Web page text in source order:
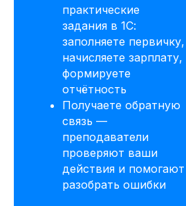
практические
задания в 1С:
заполняете первичку,
начисляете зарплату,
формируете
отчётность
Получаете обратную
связь —
преподаватели
проверяют ваши
действия и помогают
разобрать ошибки
Сделаем скидку! Если вы нашли
похожий курс дешевле
Потоковый и асинхронный
формат обучения
До 50% экономии на покупку
по нашей программе обмена
Получай подарки от партнеров
До окончания акции осталось
00 00
дней
00
часов минута
00
секунда